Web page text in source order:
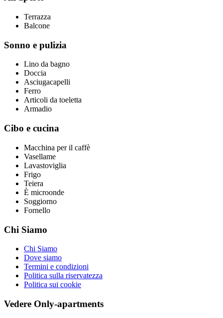
Terrazza
Balcone
Sonno e pulizia
Lino da bagno
Doccia
Asciugacapelli
Ferro
Articoli da toeletta
Armadio
Cibo e cucina
Macchina per il caffè
Vasellame
Lavastoviglia
Frigo
Teiera
È microonde
Soggiorno
Fornello
Chi Siamo
Chi Siamo
Dove siamo
Termini e condizioni
Politica sulla riservatezza
Politica sui cookie
Vedere Only-apartments